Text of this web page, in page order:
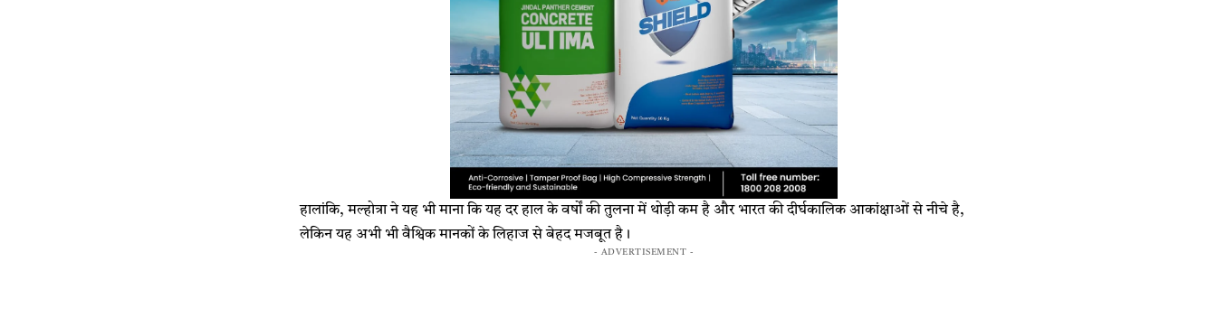
हालांकि, मल्होत्रा ने यह भी माना कि यह दर हाल के वर्षों की तुलना में थोड़ी कम है और भारत की दीर्घकालिक आकांक्षाओं से नीचे है,
लेकिन यह अभी भी वैश्विक मानकों के लिहाज से बेहद मजबूत है।
- ADVERTISEMENT -